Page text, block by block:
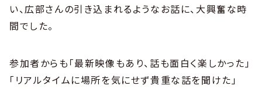
い、広部さんの引き込まれるようなお話に、大興奮な時
間でした。
参加者からも「最新映像もあり、話も面白く楽しかった」
「リアルタイムに場所を気にせず貴重な話を聞けた」